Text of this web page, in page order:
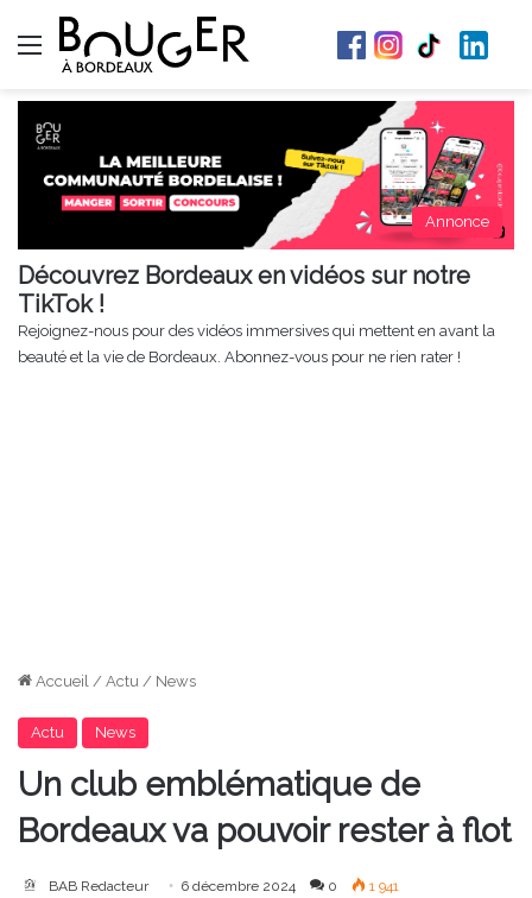
Menu
Annonce
Découvrez Bordeaux en vidéos sur notre
TikTok !
Rejoignez-nous pour des vidéos immersives qui mettent en avant la
beauté et la vie de Bordeaux. Abonnez-vous pour ne rien rater !
Accueil / Actu / News
Actu News
Un club emblématique de
Bordeaux va pouvoir rester à flot
BAB Redacteur 6 décembre 2024 0 1 941